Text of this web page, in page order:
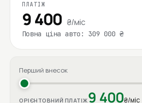
ПЛАТІЖ
9 400 ₴/міс
Повна ціна авто: 309 000 ₴
Перший внесок
ОРІЄНТОВНИЙ ПЛАТІЖ9 400₴/міс